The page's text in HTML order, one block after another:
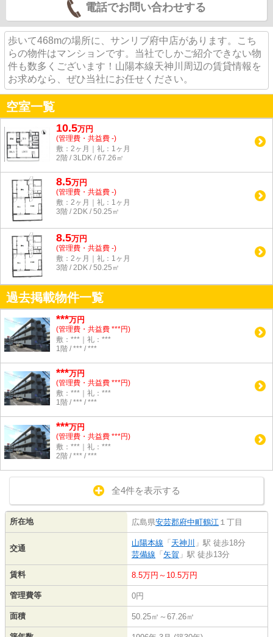
電話でお問い合わせする
歩いて468mの場所に、サンリブ府中店があります。こち
らの物件はマンションです。当社でしかご紹介できない物
件も数多くございます！山陽本線天神川周辺の賃貸情報を
お求めなら、ぜひ当社にお任せください。
空室一覧
10.5万円
(管理費・共益費 -)
敷：2ヶ月｜礼：1ヶ月
2階 / 3LDK / 67.26㎡
8.5万円
(管理費・共益費 -)
敷：2ヶ月｜礼：1ヶ月
3階 / 2DK / 50.25㎡
8.5万円
(管理費・共益費 -)
敷：2ヶ月｜礼：1ヶ月
3階 / 2DK / 50.25㎡
過去掲載物件一覧
***万円
(管理費・共益費 ***円)
敷：***｜礼：***
1階 / *** / ***
***万円
(管理費・共益費 ***円)
敷：***｜礼：***
1階 / *** / ***
***万円
(管理費・共益費 ***円)
敷：***｜礼：***
2階 / *** / ***
全4件を表示する
所在地 広島県安芸郡府中町鶴江 １丁目
交通
山陽本線 「 天神川 」駅 徒歩18分
芸備線 「 矢賀 」駅 徒歩13分
賃料 8.5万円～10.5万円
管理費等 0円
面積 50.25㎡～67.26㎡